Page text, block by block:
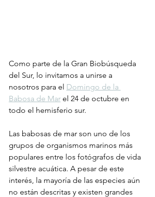
Como parte de la Gran Biobúsqueda
del Sur, lo invitamos a unirse a
nosotros para el Domingo de la
Babosa de Mar el 24 de octubre en
todo el hemisferio sur.
Las babosas de mar son uno de los
grupos de organismos marinos más
populares entre los fotógrafos de vida
silvestre acuática. A pesar de este
interés, la mayoría de las especies aún
no están descritas y existen grandes